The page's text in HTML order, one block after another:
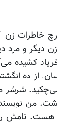
زن
دیگر و مرد
کشیده
از ده
من
هست. نامش